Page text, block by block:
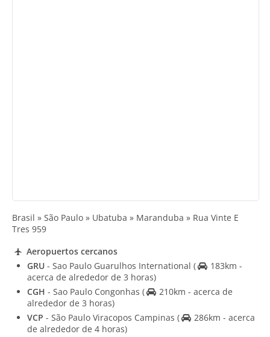
Brasil » São Paulo » Ubatuba » Maranduba » Rua Vinte E
Tres 959
Aeropuertos cercanos
GRU - Sao Paulo Guarulhos International (
183km -
acerca de alrededor de 3 horas)
CGH - Sao Paulo Congonhas (
210km - acerca de
alrededor de 3 horas)
VCP - São Paulo Viracopos Campinas (
286km - acerca
de alrededor de 4 horas)